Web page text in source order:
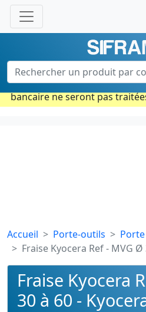
Une question ?
Contactez-nous au
Ouvert du lun. au
Période estivale : Les
bancaire ne seront pas
Accueil Porte-outils
Fraise Kyocera Ref - MVG Ø
Fraise Kyocera
30 à 60 -